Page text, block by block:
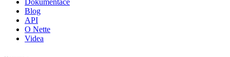
Dokumentace
Blog
API
O Nette
Videa